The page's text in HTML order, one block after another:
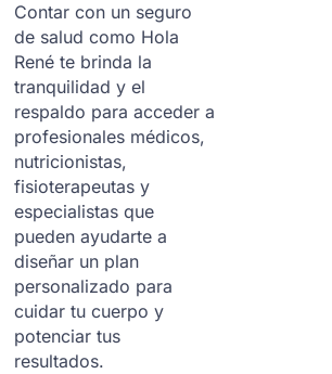
Contar con un seguro
de salud como Hola
René te brinda la
tranquilidad y el
respaldo para acceder a
profesionales médicos,
nutricionistas,
fisioterapeutas y
especialistas que
pueden ayudarte a
diseñar un plan
personalizado para
cuidar tu cuerpo y
potenciar tus
resultados.